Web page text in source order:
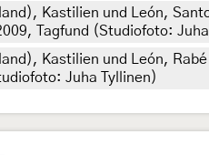
Kastilien und León,
Tagfund (Studiofoto:
Kastilien und León,
Juha Tyllinen)